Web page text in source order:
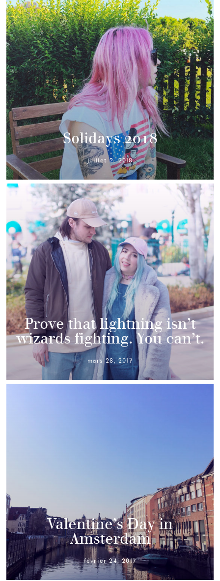
Solidays 2018
juillet 2, 2018
Prove that lightning isn’t
wizards fighting. You can’t.
mars 28, 2017
Valentine’s Day in
Amsterdam
février 24, 2017